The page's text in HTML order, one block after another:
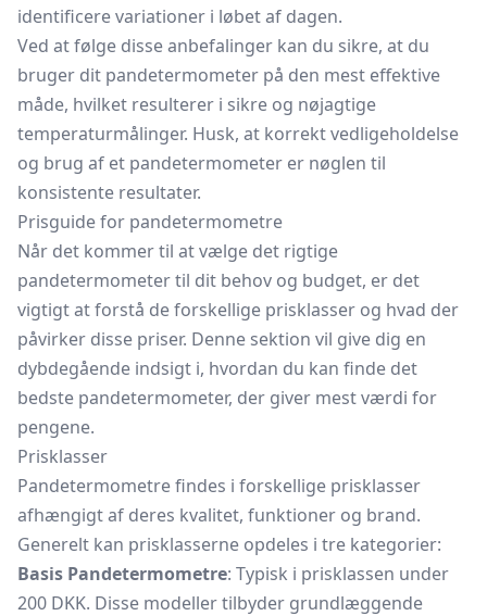
identificere variationer i løbet af dagen.
Ved at følge disse anbefalinger kan du sikre, at du
bruger dit pandetermometer på den mest effektive
måde, hvilket resulterer i sikre og nøjagtige
temperaturmålinger. Husk, at korrekt vedligeholdelse
og brug af et pandetermometer er nøglen til
konsistente resultater.
Prisguide for pandetermometre
Når det kommer til at vælge det rigtige
pandetermometer til dit behov og budget, er det
vigtigt at forstå de forskellige prisklasser og hvad der
påvirker disse priser. Denne sektion vil give dig en
dybdegående indsigt i, hvordan du kan finde det
bedste pandetermometer, der giver mest værdi for
pengene.
Prisklasser
Pandetermometre findes i forskellige prisklasser
afhængigt af deres kvalitet, funktioner og brand.
Generelt kan prisklasserne opdeles i tre kategorier:
Basis Pandetermometre: Typisk i prisklassen under
200 DKK. Disse modeller tilbyder grundlæggende